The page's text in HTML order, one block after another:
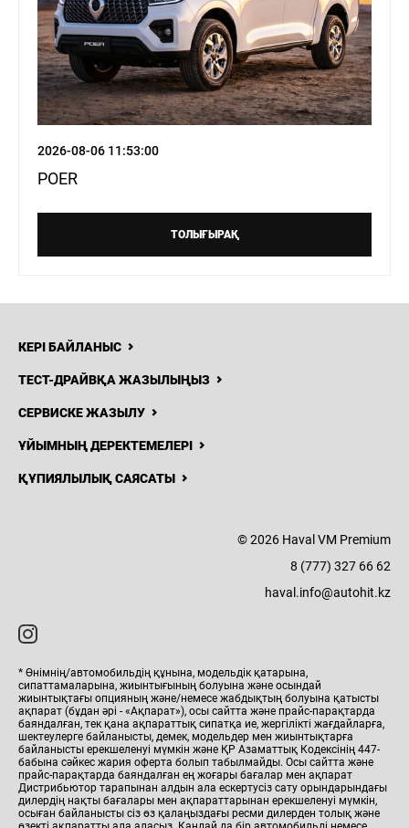
2026-08-06 11:53:00
POER
ТОЛЫҒЫРАҚ
КЕРІ БАЙЛАНЫС
ТЕСТ-ДРАЙВҚА ЖАЗЫЛЫҢЫЗ
СЕРВИСКЕ ЖАЗЫЛУ
ҰЙЫМНЫҢ ДЕРЕКТЕМЕЛЕРІ
ҚҰПИЯЛЫЛЫҚ САЯСАТЫ
© 2026 Haval VM Premium
8 (777) 327 66 62
haval.info@autohit.kz
* Өнімнің/автомобильдің құнына, модельдік қатарына,
сипаттамаларына, жиынтығының болуына және осындай
жиынтықтағы опцияның және/немесе жабдықтың болуына қатысты
ақпарат (бұдан әрі - «Ақпарат»), осы сайтта және прайс-парақтарда
баяндалған, тек қана ақпараттық сипатқа ие, жергілікті жағдайларға,
шектеулерге байланысты, демек, модельдер мен жиынтықтарға
байланысты ерекшеленуі мүмкін және ҚР Азаматтық Кодексінің 447-
бабына сәйкес жария оферта болып табылмайды. Осы сайтта және
прайс-парақтарда баяндалған ең жоғары бағалар мен ақпарат
Дистрибьютор тарапынан алдын ала ескертусіз сату орындарындағы
дилердің нақты бағалары мен ақпараттарынан ерекшеленуі мүмкін,
осыған байланысты сіз өз қалаңыздағы ресми дилерден толық және